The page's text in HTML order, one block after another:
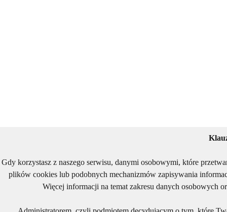
Gdy korzystasz z naszego serwisu, danymi osobowymi, które
plików cookies lub podobnych mechanizmów zapisywania
Więcej informacji na temat zakresu danych osobowych